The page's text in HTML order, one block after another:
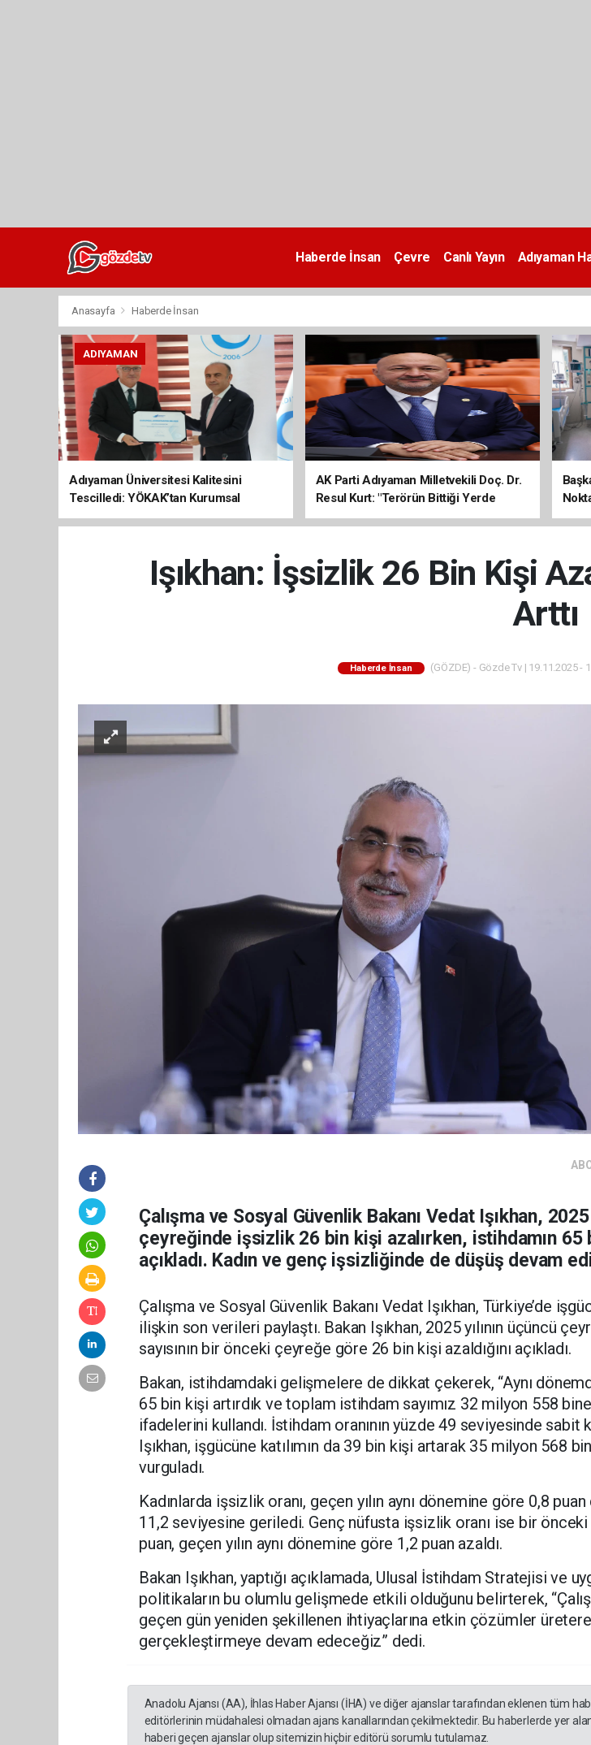
Haberde İnsan Çevre Canlı Yayın Adıyaman
Anasayfa Haberde İnsan
ADIYAMAN
Adıyaman Üniversitesi Kalitesini
Tescilledi: YÖKAK’tan Kurumsal
Akreditasyon Belgesi
AK Parti Adıyaman Milletvekili Doç. Dr.
Resul Kurt: "Terörün Bittiği Yerde
Kalkınma Başlar"
Işıkhan: İşsizlik 26 Bin Kişi
Arttı
Haberde İnsan (GÖZDE) - Gözde Tv | 19.11.2025 -
Çalışma ve Sosyal Güvenlik Bakanı Vedat Işıkhan, 2025
çeyreğinde işsizlik 26 bin kişi azalırken, istihdamın 65
açıkladı. Kadın ve genç işsizliğinde de düşüş devam
Çalışma ve Sosyal Güvenlik Bakanı Vedat Işıkhan, Türkiye’de
ilişkin son verileri paylaştı. Bakan Işıkhan, 2025 yılının üçüncü
sayısının bir önceki çeyreğe göre 26 bin kişi azaldığını açıkladı.
Bakan, istihdamdaki gelişmelere de dikkat çekerek, “Aynı
65 bin kişi artırdık ve toplam istihdam sayımız 32 milyon 558
ifadelerini kullandı. İstihdam oranının yüzde 49 seviyesinde sabit
Işıkhan, işgücüne katılımın da 39 bin kişi artarak 35 milyon 568
vurguladı.
Kadınlarda işsizlik oranı, geçen yılın aynı dönemine göre 0,8
11,2 seviyesine geriledi. Genç nüfusta işsizlik oranı ise bir
puan, geçen yılın aynı dönemine göre 1,2 puan azaldı.
Bakan Işıkhan, yaptığı açıklamada, Ulusal İstihdam Stratejisi ve
politikaların bu olumlu gelişmede etkili olduğunu belirterek,
geçen gün yeniden şekillenen ihtiyaçlarına etkin çözümler
gerçekleştirmeye devam edeceğiz” dedi.
Anadolu Ajansı (AA), İhlas Haber Ajansı (İHA) ve diğer ajanslar tarafından eklenen tüm
editörlerinin müdahalesi olmadan ajans kanallarından çekilmektedir. Bu haberlerde yer
haberi geçen ajanslar olup sitemizin hiçbir editörü sorumlu tutulamaz.